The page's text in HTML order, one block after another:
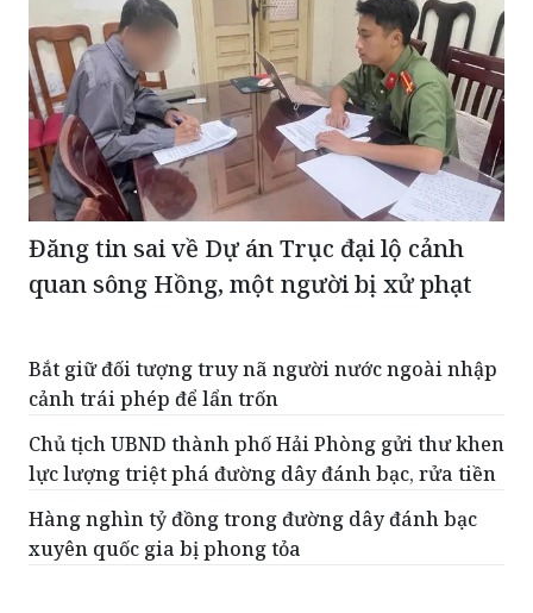
Đăng tin sai về Dự án Trục đại lộ cảnh
quan sông Hồng, một người bị xử phạt
Bắt giữ đối tượng truy nã người nước ngoài nhập
cảnh trái phép để lẩn trốn
Chủ tịch UBND thành phố Hải Phòng gửi thư khen
lực lượng triệt phá đường dây đánh bạc, rửa tiền
Hàng nghìn tỷ đồng trong đường dây đánh bạc
xuyên quốc gia bị phong tỏa